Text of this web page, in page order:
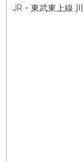
JR・東武東上線